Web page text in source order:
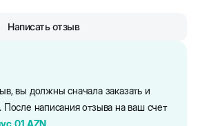
вы должны сначала заказать и
После написания отзыва на ваш счет
0.1 AZN.
Написать отзыв